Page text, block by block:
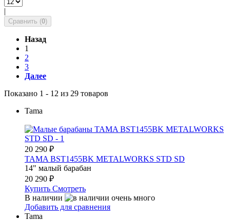
|
Сравнить (0)
Назад
1
2
3
Далее
Показано 1 - 12 из 29 товаров
Tama
20 290 ₽
TAMA BST1455BK METALWORKS STD SD
14" малый барабан
20 290 ₽
Купить Смотреть
В наличии
Добавить для сравнения
Tama